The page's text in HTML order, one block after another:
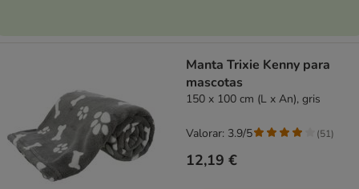
Manta Trixie Kenny para
mascotas
150 x 100 cm (L x An), gris
12,19 €
Valorar: 3.9/5 (51)